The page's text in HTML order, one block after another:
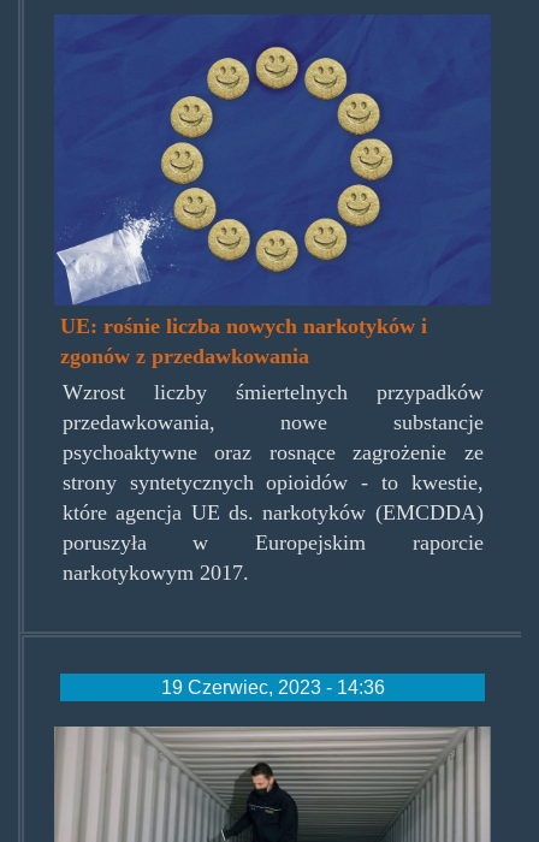
eu-drugs.jpg
UE: rośnie liczba nowych narkotyków i
zgonów z przedawkowania
Wzrost liczby śmiertelnych przypadków
przedawkowania, nowe substancje
psychoaktywne oraz rosnące zagrożenie ze
strony syntetycznych opioidów - to kwestie,
które agencja UE ds. narkotyków (EMCDDA)
poruszyła w Europejskim raporcie
narkotykowym 2017.
19 Czerwiec, 2023 - 14:36
przechwycone-narkotyki.jpg